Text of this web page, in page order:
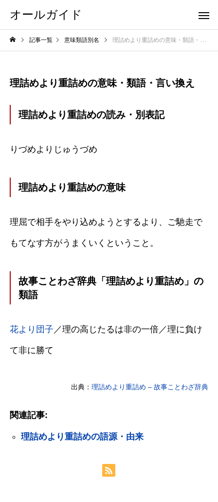
オールガイド
記事一覧 意味類語別名 理詰めより重詰めの意味・類語・言い換え
理詰めより重詰めの意味・類語・言い換え
理詰めより重詰めの読み・別表記
りづめよりじゅうづめ
理詰めより重詰めの意味
理屈で相手をやり込めようとするより、ご馳走で
もてなす方がうまくいくということ。
故事ことわざ辞典「理詰めより重詰め」の
類語
花より団子 ／理の高じたるは非の一倍／理に負け
て非に勝て
出典： 理詰めより重詰め – 故事ことわざ辞典
関連記事:
理詰めより重詰めの語源・由来